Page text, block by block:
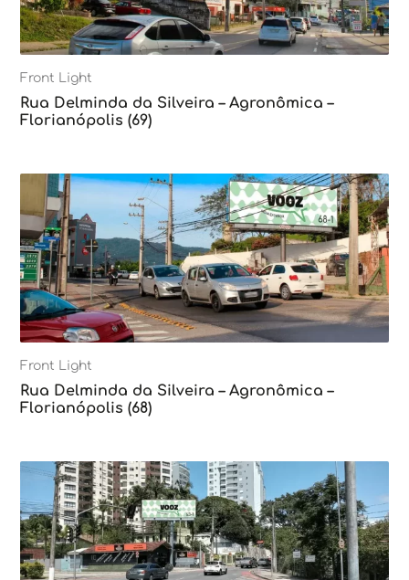
Front Light
Rua Delminda da Silveira – Agronômica –
Florianópolis (69)
Front Light
Rua Delminda da Silveira – Agronômica –
Florianópolis (68)